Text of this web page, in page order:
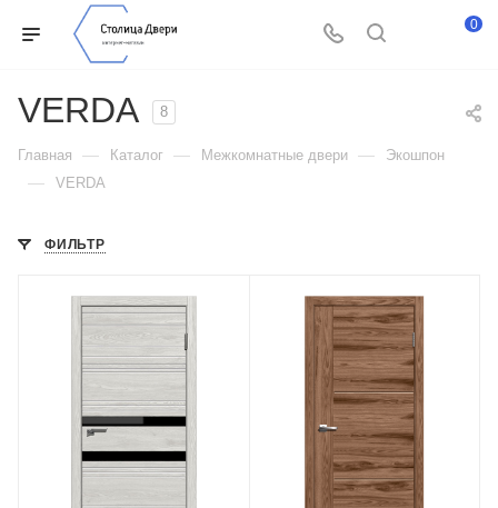
0
VERDA 8
Главная — Каталог — Межкомнатные двери — Экошпон
— VERDA
ФИЛЬТР